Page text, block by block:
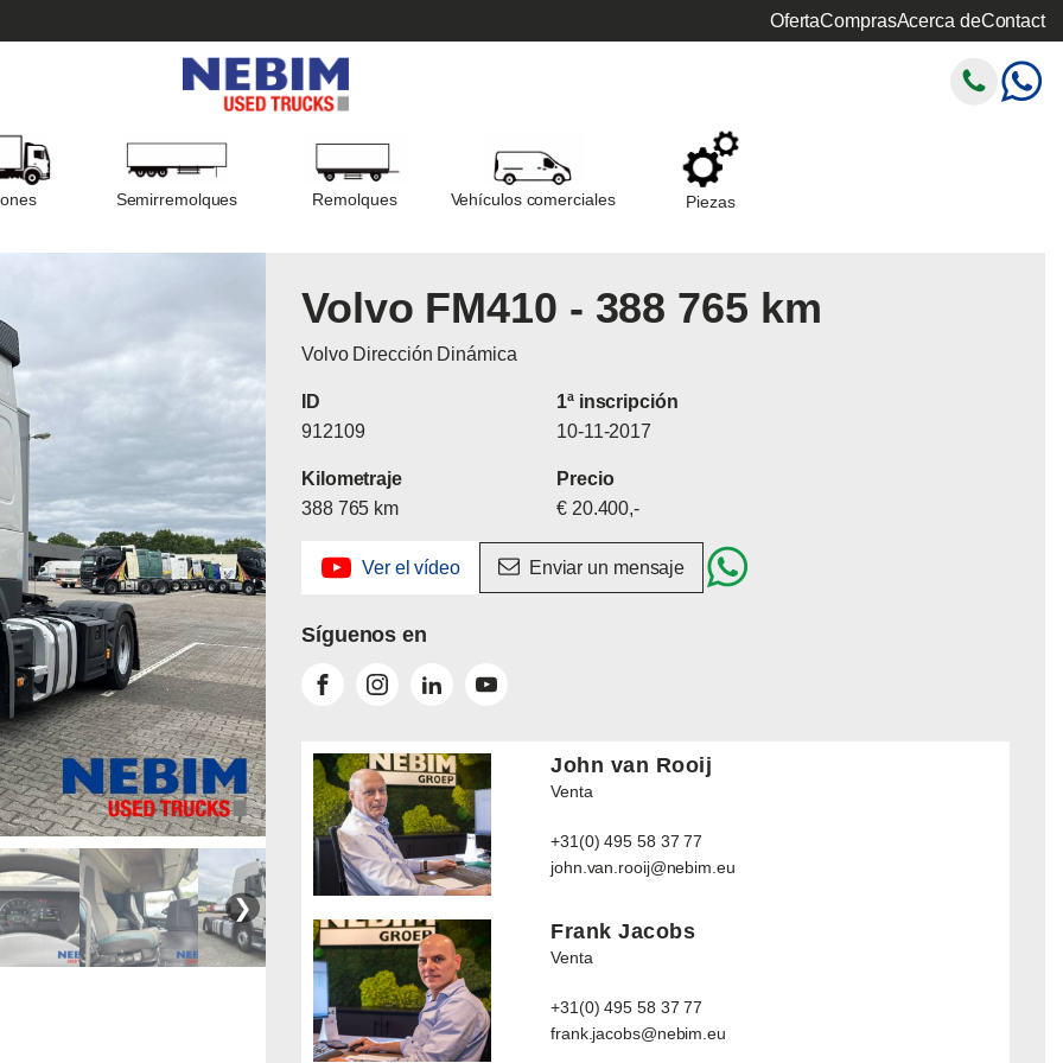
OfertaComprasAcerca deContact
Semirremolques Remolques Vehículos comerciales Piezas
❯
Volvo FM410 - 388 765 km
Volvo Dirección Dinámica
ID
912109
1ª inscripción
10-11-2017
Kilometraje
388 765 km
Precio
€ 20.400,-
Ver el vídeo Enviar un mensaje
Síguenos en
John van Rooij
Venta
+31(0) 495 58 37 77
john.van.rooij@nebim.eu
Frank Jacobs
Venta
+31(0) 495 58 37 77
frank.jacobs@nebim.eu